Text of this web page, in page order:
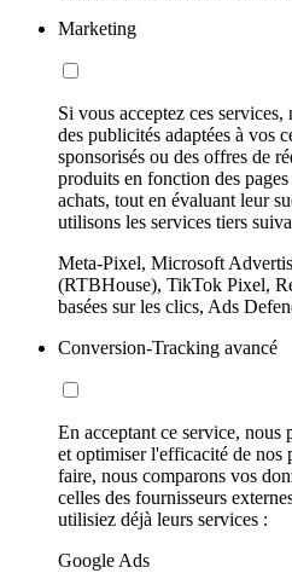
Marketing
Si vous acceptez ces
des publicités adaptées à vos
sponsorisés ou des offres de
produits en fonction des
achats, tout en évaluant leur
utilisons les services tiers
Meta-Pixel, Microsoft
(RTBHouse), TikTok Pixel,
basées sur les clics, Ads
Conversion-Tracking avancé
En acceptant ce service,
et optimiser l'efficacité de nos
faire, nous comparons vos
celles des fournisseurs
utilisiez déjà leurs services :
Google Ads